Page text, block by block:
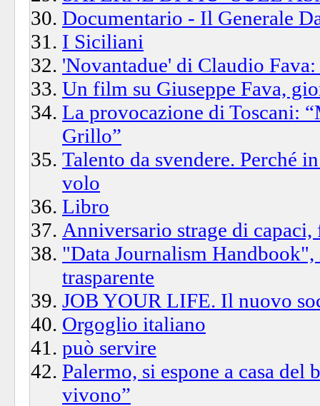
Documentario - Il Generale
I Siciliani
'Novantadue' di Claudio
Un film su Giuseppe Fava,
La provocazione di Toscani:
Grillo”
Talento da svendere. Perché
volo
Libro
Anniversario strage di
"Data Journalism
trasparente
JOB YOUR LIFE. Il nuovo
Orgoglio italiano
può servire
Palermo, si espone a casa
vivono”